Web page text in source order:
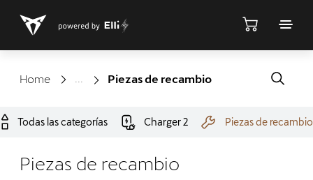
Home TiendaPiezas de recambio
Todas las categorías Charger 2 Piezas de recambio
Piezas de recambio